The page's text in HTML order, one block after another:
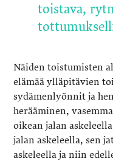
toistava,
Näiden toistumisten
elämää ylläpitävien
sydämenlyönnit ja
herääminen,
oikean jalan
jalan askeleella, sen
askeleella ja niin